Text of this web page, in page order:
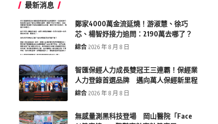
最新消息
鄭家4000萬金流延燒！游淑慧、徐巧
芯、楊智妤接力追問：2190萬去哪了？
綜合 2026 年 8 月 8 日
智匯保經人力成長雙冠王三連霸！保經業
人力登錄首選品牌 邁向萬人保經新里程
綜合 2026 年 8 月 8 日
無感量測黑科技登場 岡山醫院「Face